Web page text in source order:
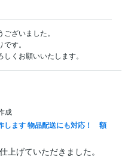
ざいました。
す。
くお願いいたします。
成
します 物品配送にも対応！ 額
上げていただきました。